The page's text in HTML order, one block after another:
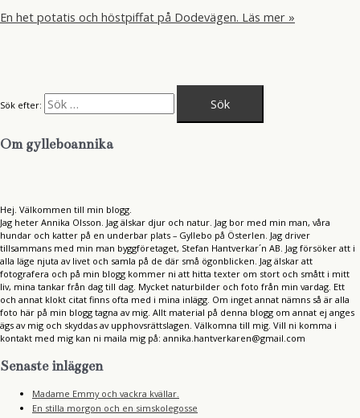
En het potatis och höstpiffat på Dodevägen. Läs mer »
Sök efter:
Om gylleboannika
Hej. Välkommen till min blogg.
Jag heter Annika Olsson. Jag älskar djur och natur. Jag bor med min man, våra
hundar och katter på en underbar plats – Gyllebo på Österlen. Jag driver
tillsammans med min man byggföretaget, Stefan Hantverkar´n AB. Jag försöker att i
alla läge njuta av livet och samla på de där små ögonblicken. Jag älskar att
fotografera och på min blogg kommer ni att hitta texter om stort och smått i mitt
liv, mina tankar från dag till dag. Mycket naturbilder och foto från min vardag. Ett
och annat klokt citat finns ofta med i mina inlägg. Om inget annat nämns så är alla
foto här på min blogg tagna av mig. Allt material på denna blogg om annat ej anges
ägs av mig och skyddas av upphovsrättslagen. Välkomna till mig. Vill ni komma i
kontakt med mig kan ni maila mig på: annika.hantverkaren@gmail.com
Senaste inläggen
Madame Emmy och vackra kvällar.
En stilla morgon och en simskolegosse